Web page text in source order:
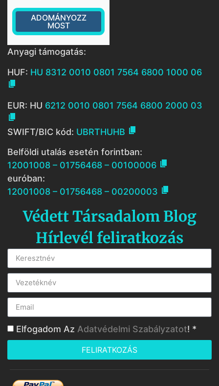
ADOMÁNYOZZ
MOST
Anyagi támogatás:
HUF: HU 8312 0010 0801 7564 6800 1000 06

EUR: HU 6212 0010 0801 7564 6800 2000 03

SWIFT/BIC kód: UBRTHUHB 
Belföldi utalás esetén forintban:
12001008 – 01756468 – 00100006 
euróban:
12001008 – 01756468 – 00200003 
Védett Társadalom Blog
Hírlevél feliratkozás
Elfogadom Az Adatvédelmi Szabályzatot! *
FELIRATKOZÁS